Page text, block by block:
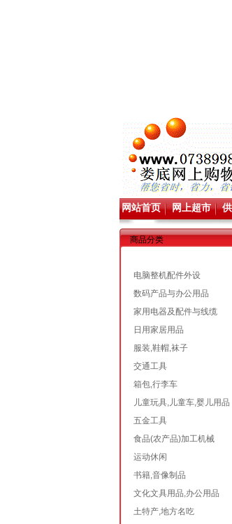
网站首页 网上超市
商品分类
电脑整机配件外设
数码产品与办公用品
家用电器及配件与线缆
日用家居用品
服装,鞋帽,袜子
交通工具
箱包,行李车
儿童玩具,儿童车,婴儿用品
五金工具
食品(农产品)加工机械
运动休闲
书籍,音像制品
文化文具用品,办公用品
土特产,地方名吃